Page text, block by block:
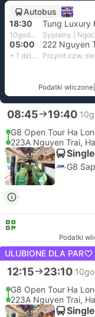
Autobus
18:30
10godz. i 30m Sypialny |
05:00
+ 1 dzień Przylot czw,
Podatki wliczone
08:45 19:40
G8 Open Tour Ha
223A Nguyen Trai,
G8
Podatki
ULUBIONE DLA PAR
12:15 23:10
G8 Open Tour Ha
223A Nguyen Trai,